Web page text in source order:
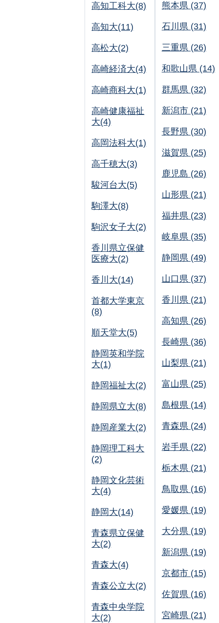
高知工科大(8)
高知大(11)
高松大(2)
高崎経済大(4)
高崎商科大(1)
高崎健康福祉
大(4)
高岡法科大(1)
高千穂大(3)
駿河台大(5)
駒澤大(8)
駒沢女子大(2)
香川県立保健
医療大(2)
香川大(14)
首都大学東京
(8)
順天堂大(5)
静岡英和学院
大(1)
静岡福祉大(2)
静岡県立大(8)
静岡産業大(2)
静岡理工科大
(2)
静岡文化芸術
大(4)
静岡大(14)
青森県立保健
大(2)
青森大(4)
青森公立大(2)
青森中央学院
大(2)
熊本県 (37)
石川県 (31)
三重県 (26)
和歌山県 (14)
群馬県 (32)
新潟市 (21)
長野県 (30)
滋賀県 (25)
鹿児島 (26)
山形県 (21)
福井県 (23)
岐阜県 (35)
静岡県 (49)
山口県 (37)
香川県 (21)
高知県 (26)
長崎県 (36)
山梨県 (21)
富山県 (25)
島根県 (14)
青森県 (24)
岩手県 (22)
栃木県 (21)
鳥取県 (16)
愛媛県 (19)
大分県 (19)
新潟県 (19)
京都市 (15)
佐賀県 (16)
宮崎県 (21)